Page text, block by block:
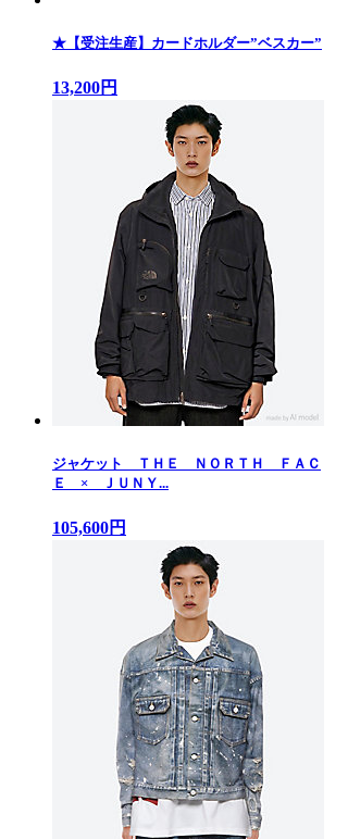
★【受注生産】カードホルダー”ベスカー”
13,200円
ジャケット ＴＨＥ ＮＯＲＴＨ ＦＡＣ
Ｅ × ＪＵＮＹ...
105,600円